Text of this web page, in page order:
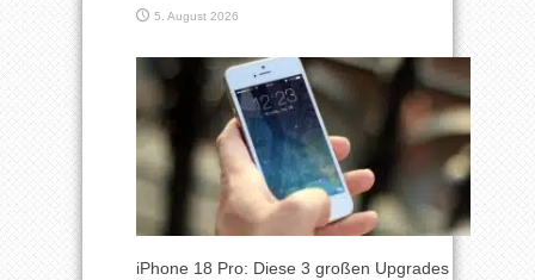
5. August 2026
iPhone 18 Pro: Diese 3 großen Upgrades